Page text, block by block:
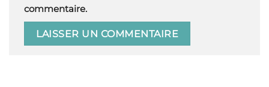
commentaire.